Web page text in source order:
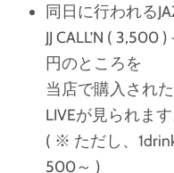
同日に行われる
JJ CALL’N (
円のところを
当店で購入され
LIVEが見られます
( ※ ただし、
500～ )